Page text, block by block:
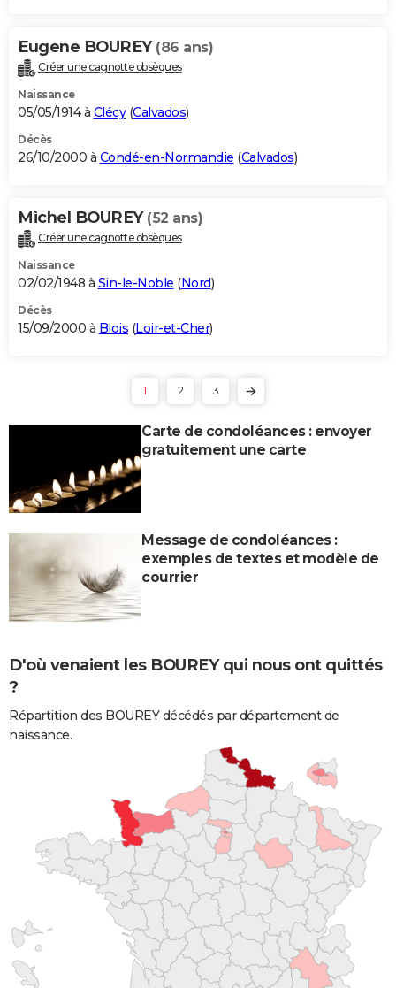
Eugene BOUREY (86 ans)
Créer une cagnotte obsèques
Naissance
05/05/1914 à Clécy(Calvados)
Décès
26/10/2000 à Condé-en-Normandie (Calvados)
Michel BOUREY (52 ans)
Créer une cagnotte obsèques
Naissance
02/02/1948 à Sin-le-Noble (Nord)
Décès
15/09/2000 à Blois (Loir-et-Cher)
1 2 3
Carte de condoléances : envoyer
gratuitement une carte
Message de condoléances :
exemples de textes et modèle de
courrier
D'où venaient les BOUREY qui nous ont quittés
?
Répartition des BOUREY décédés par département de
naissance.